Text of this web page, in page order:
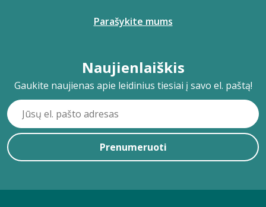
Parašykite mums
Naujienlaiškis
Gaukite naujienas apie leidinius tiesiai į savo el. paštą!
Prenumeruoti